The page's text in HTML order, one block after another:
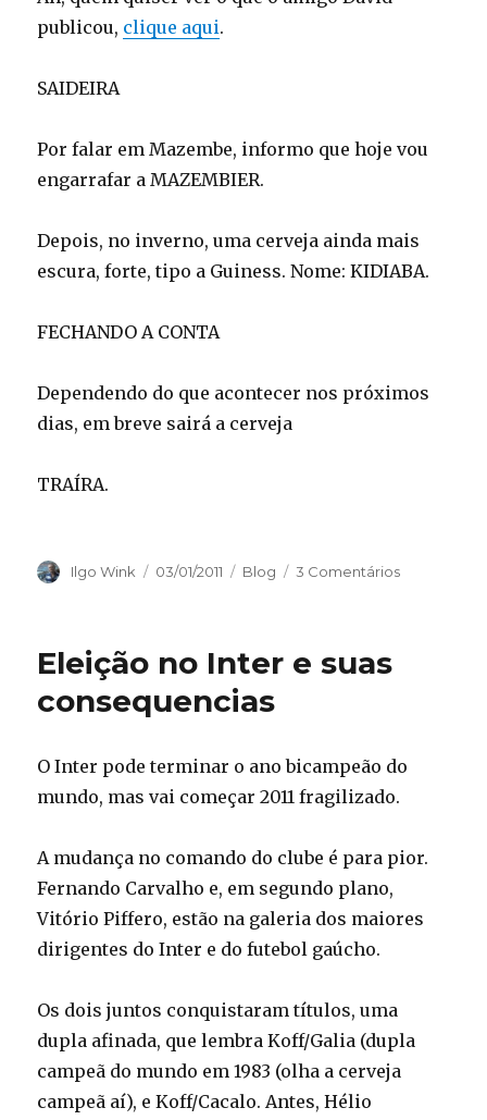
publicou, clique aqui.
SAIDEIRA
Por falar em Mazembe, informo que hoje vou
engarrafar a MAZEMBIER.
Depois, no inverno, uma cerveja ainda mais
escura, forte, tipo a Guiness. Nome: KIDIABA.
FECHANDO A CONTA
Dependendo do que acontecer nos próximos
dias, em breve sairá a cerveja
TRAÍRA.
Autor
Ilgo Wink
Publicado
03/01/2011 Categorias
Blog 3 Comentários
Eleição no Inter e suas
consequencias
O Inter pode terminar o ano bicampeão do
mundo, mas vai começar 2011 fragilizado.
A mudança no comando do clube é para pior.
Fernando Carvalho e, em segundo plano,
Vitório Piffero, estão na galeria dos maiores
dirigentes do Inter e do futebol gaúcho.
Os dois juntos conquistaram títulos, uma
dupla afinada, que lembra Koff/Galia (dupla
campeã do mundo em 1983 (olha a cerveja
campeã aí), e Koff/Cacalo. Antes, Hélio